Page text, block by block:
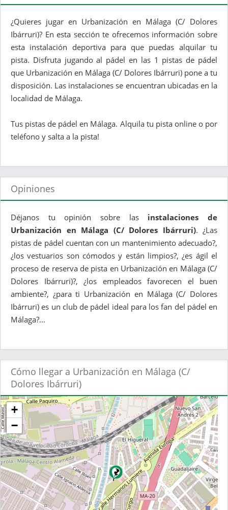
¿Quieres jugar en Urbanización en Málaga (C/ Dolores
Ibárruri)? En esta sección te ofrecemos información sobre
esta instalación deportiva para que puedas alquilar tu
pista. Disfruta jugando al pádel en las 1 pistas de pádel
que Urbanización en Málaga (C/ Dolores Ibárruri) pone a tu
disposición. Las instalaciones se encuentran ubicadas en la
localidad de Málaga.
Tus pistas de pádel en Málaga. Alquila tu pista online o por
teléfono y salta a la pista!
Opiniones
Déjanos tu opinión sobre las instalaciones de
Urbanización en Málaga (C/ Dolores Ibárruri). ¿Las
pistas de pádel cuentan con un mantenimiento adecuado?,
¿los vestuarios son cómodos y están limpios?, ¿es ágil el
proceso de reserva de pista en Urbanización en Málaga (C/
Dolores Ibárruri)?, ¿los empleados favorecen el buen
ambiente?, ¿para ti Urbanización en Málaga (C/ Dolores
Ibárruri) es un club de pádel ideal para los fan del pádel en
Málaga?...
Cómo llegar a Urbanización en Málaga (C/
Dolores Ibárruri)
+
−